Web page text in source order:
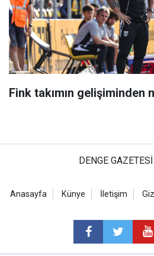
Fink takımın gelişiminden
DENGE
Anasayfa Künye İletişim